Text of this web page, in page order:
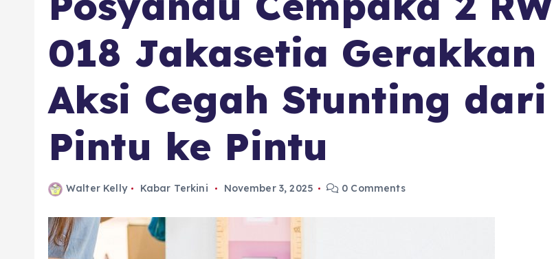
018 Jakasetia Gerakkan
Aksi Cegah Stunting dari
Pintu ke Pintu
Walter Kelly Kabar Terkini November 3, 2025 0 Comments